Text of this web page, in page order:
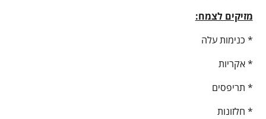
מזיקים לצמח:
* כנימות עלה
* אקריות
* תריפסים
* חלזונות